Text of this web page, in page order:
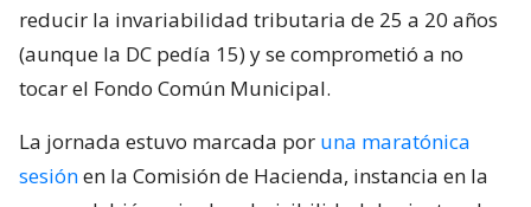
reducir la invariabilidad tributaria de 25 a 20 años
(aunque la DC pedía 15) y se comprometió a no
tocar el Fondo Común Municipal.
La jornada estuvo marcada por una maratónica
sesiónen la Comisión de Hacienda, instancia en la